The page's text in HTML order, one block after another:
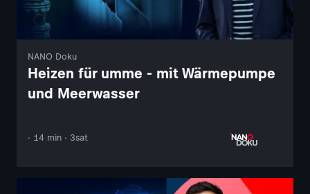
NANO Doku
Heizen für umme - mit Wärmepumpe
und Meerwasser
· 14 min · 3sat